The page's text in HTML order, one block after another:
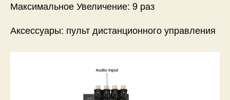
Максимальное Увеличение: 9 раз
Аксессуары: пульт дистанционного управления